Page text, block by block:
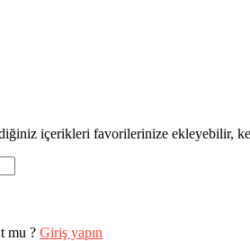
içerikleri favorilerinize ekleyebilir,
mu ? Giriş yapın